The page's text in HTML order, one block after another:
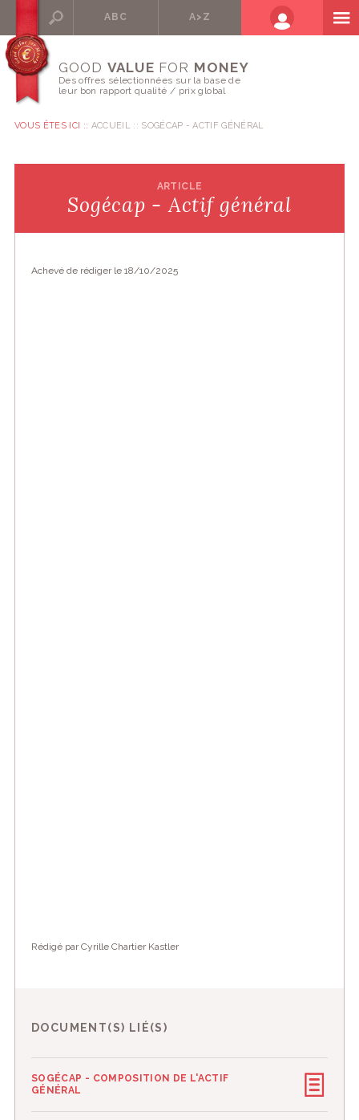
ABC A>Z
GOOD VALUE FOR MONEY
Des offres sélectionnées sur la base de
leur bon rapport qualité / prix global
VOUS ÊTES ICI :: ACCUEIL SOGÉCAP - ACTIF GÉNÉRAL
ARTICLE
Sogécap - Actif général
Achevé de rédiger le 18/10/2025
Rédigé par Cyrille Chartier Kastler
DOCUMENT(S) LIÉ(S)
SOGÉCAP - COMPOSITION DE L'ACTIF
GÉNÉRAL